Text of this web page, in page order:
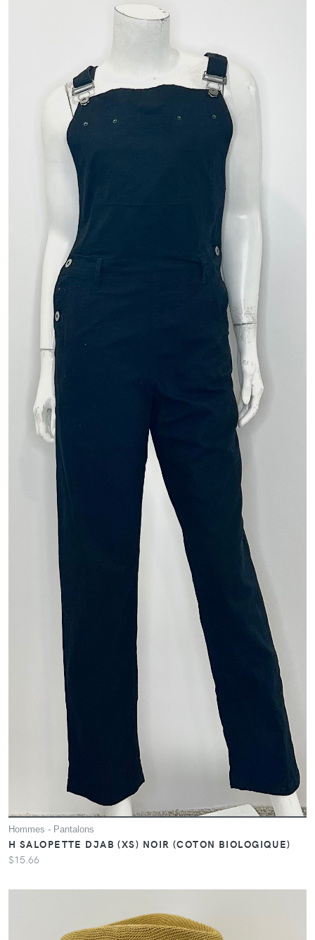
Hommes - Pantalons
H SALOPETTE DJAB (XS) NOIR (COTON BIOLOGIQUE)
$15.66